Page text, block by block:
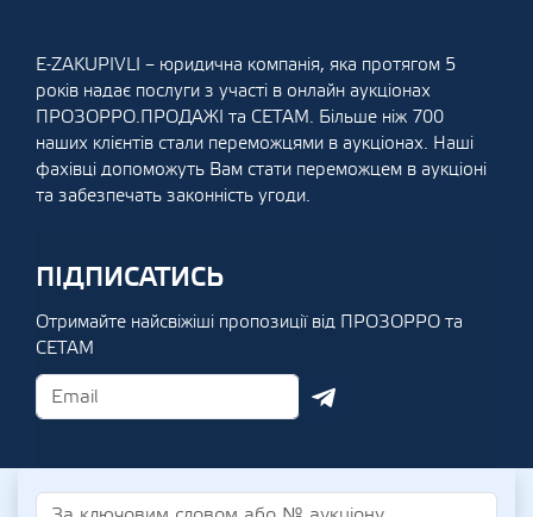
E-ZAKUPIVLI – юридична компанія, яка протягом 5
років надає послуги з участі в онлайн аукціонах
ПРОЗОРРО.ПРОДАЖІ та СЕТАМ. Більше ніж 700
наших клієнтів стали переможцями в аукціонах. Наші
фахівці допоможуть Вам стати переможцем в аукціоні
та забезпечать законність угоди.
ПІДПИСАТИСЬ
Отримайте найсвіжіші пропозиції від ПРОЗОРРО та
СЕТАМ